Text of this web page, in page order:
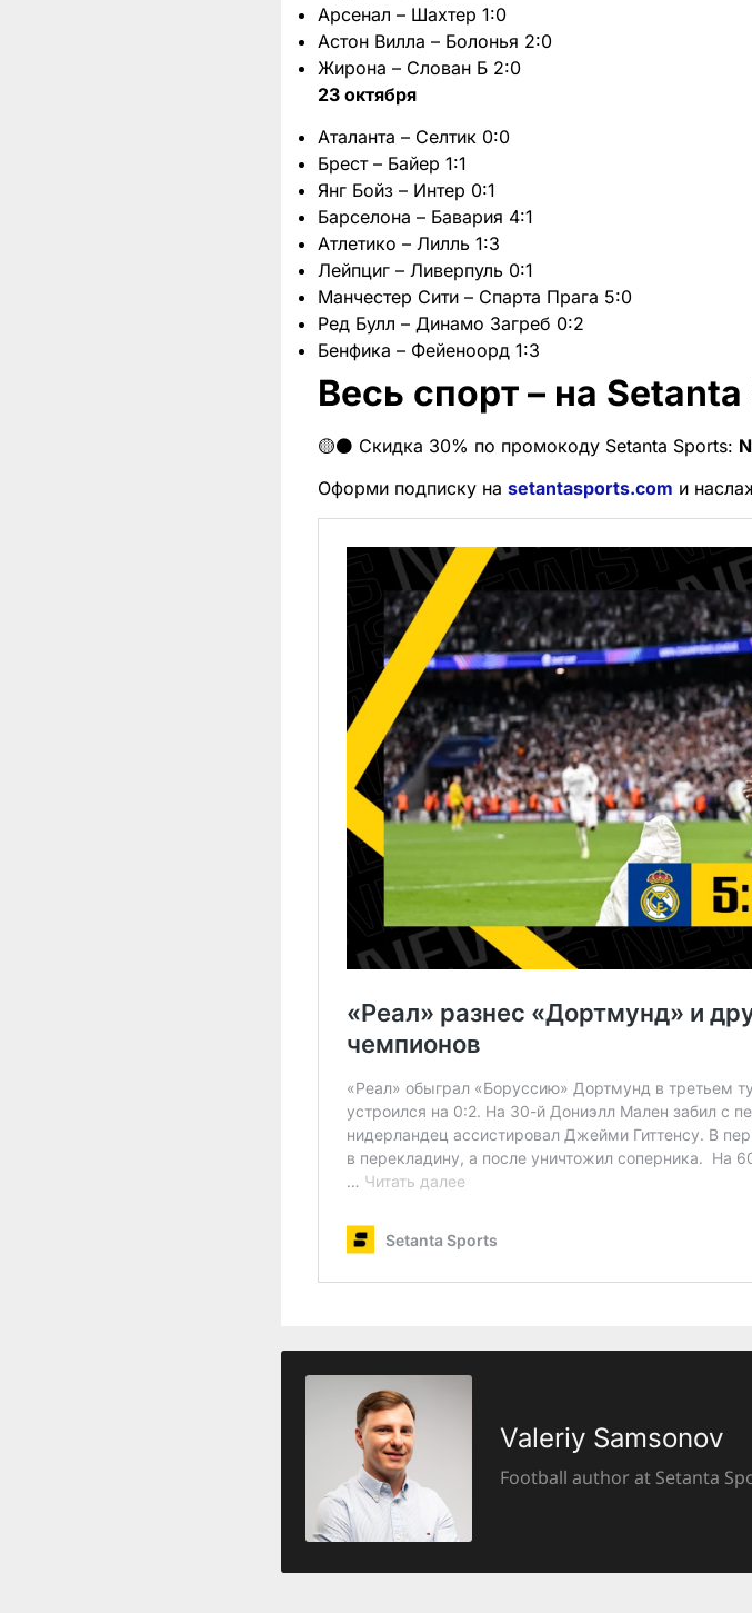
Арсенал – Шахтер 1:0
Астон Вилла – Болонья 2:0
Жирона – Слован Б 2:0
23 октября
Аталанта – Селтик 0:0
Брест – Байер 1:1
Янг Бойз – Интер 0:1
Барселона – Бавария 4:1
Атлетико – Лилль 1:3
Лейпциг – Ливерпуль 0:1
Манчестер Сити – Спарта Прага 5:0
Ред Булл – Динамо Загреб 0:2
Бенфика – Фейеноорд 1:3
Весь спорт – на
🟡⚫️ Скидка 30% по промокоду Setanta Sports:
Оформи подписку наsetantasports.com и
Valeriy Samsonov
Football author at Setanta